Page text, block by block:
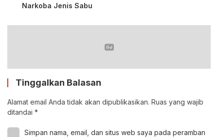
Narkoba Jenis Sabu
Tinggalkan Balasan
Alamat email Anda tidak akan dipublikasikan. Ruas yang wajib
ditandai *
Simpan nama, email, dan situs web saya pada peramban